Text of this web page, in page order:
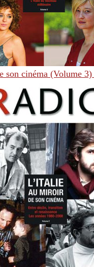
son cinéma (Volume 3)